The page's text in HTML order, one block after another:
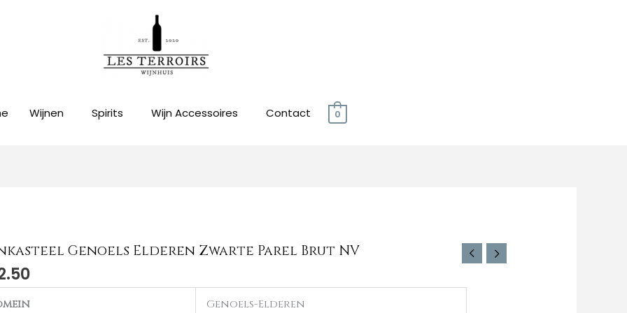
Wijnen Spirits Wijn Accessoires Contact 0
Genoels Elderen Zwarte Parel Brut NV
Genoels-Elderen